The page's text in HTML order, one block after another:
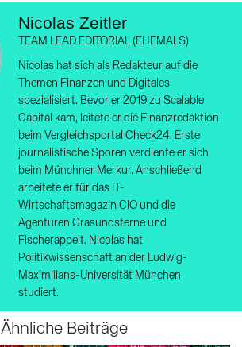
Nicolas Zeitler
TEAM LEAD EDITORIAL (EHEMALS)
Nicolas hat sich als Redakteur auf die
Themen Finanzen und Digitales
spezialisiert. Bevor er 2019 zu Scalable
Capital kam, leitete er die Finanzredaktion
beim Vergleichsportal Check24. Erste
journalistische Sporen verdiente er sich
beim Münchner Merkur. Anschließend
arbeitete er für das IT-
Wirtschaftsmagazin CIO und die
Agenturen Grasundsterne und
Fischerappelt. Nicolas hat
Politikwissenschaft an der Ludwig-
Maximilians-Universität München
studiert.
Ähnliche Beiträge